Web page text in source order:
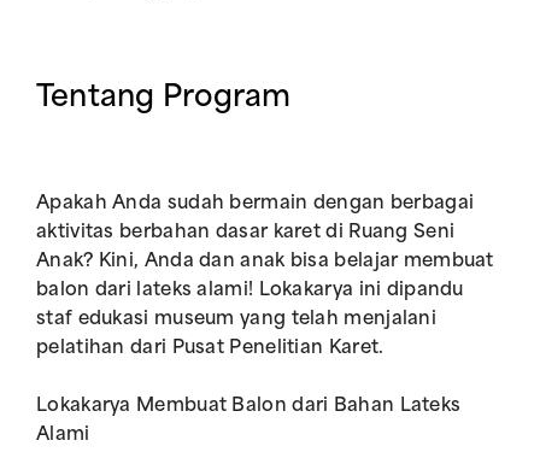
Tentang Program
Apakah Anda sudah bermain dengan berbagai
aktivitas berbahan dasar karet di Ruang Seni
Anak? Kini, Anda dan anak bisa belajar membuat
balon dari lateks alami! Lokakarya ini dipandu
staf edukasi museum yang telah menjalani
pelatihan dari Pusat Penelitian Karet.
Lokakarya Membuat Balon dari Bahan Lateks
Alami